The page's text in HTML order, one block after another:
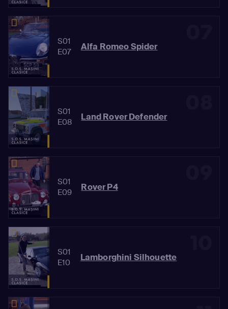
S01
E07
Alfa Romeo Spider
S01
E08
Land Rover Defender
S01
E09
Rover P4
S01
E10
Lamborghini Silhouette